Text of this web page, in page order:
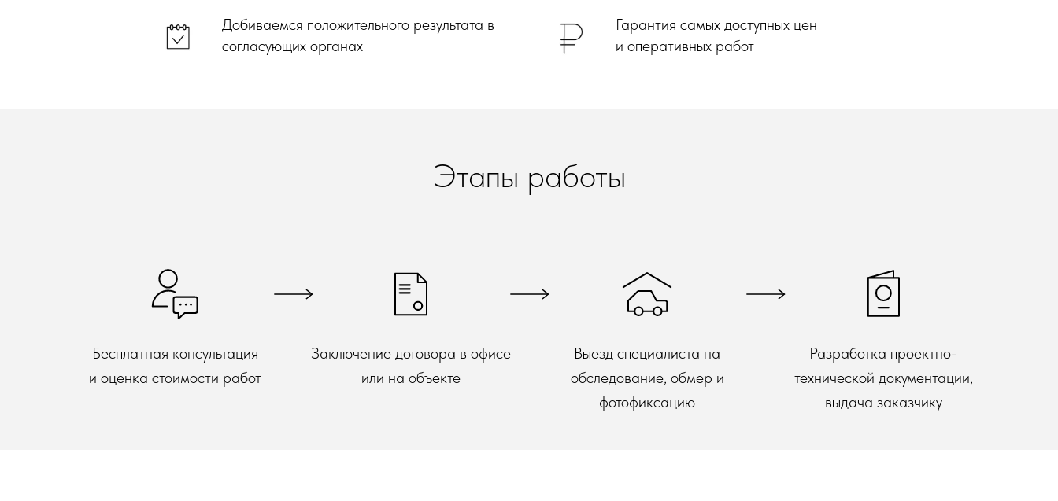
Добиваемся положительного результата в
согласующих органах
Гарантия самых доступных цен
и оперативных работ
Этапы работы
Бесплатная консультация
и оценка стоимости работ
Заключение договора в офисе
или на объекте
Выезд специалиста на
обследование, обмер и
фотофиксацию
Разработка проектно-
технической документации,
выдача заказчику